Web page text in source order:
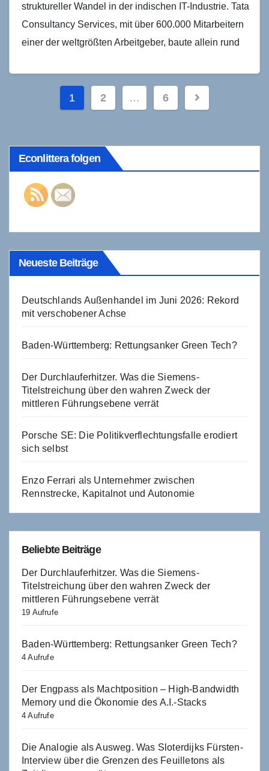
struktureller Wandel in der indischen IT-Industrie. Tata
Consultancy Services, mit über 600.000 Mitarbeitern
einer der weltgrößten Arbeitgeber, baute allein rund
Seitennummerierung
der
1 2 … 6
Econlittera folgen
Neueste Beiträge
Deutschlands Außenhandel im Juni 2026: Rekord
mit verschobener Achse
Baden-Württemberg: Rettungsanker Green Tech?
Der Durchlauferhitzer. Was die Siemens-
Titelstreichung über den wahren Zweck der
mittleren Führungsebene verrät
Porsche SE: Die Politikverflechtungsfalle erodiert
sich selbst
Enzo Ferrari als Unternehmer zwischen
Rennstrecke, Kapitalnot und Autonomie
Beliebte Beiträge
Der Durchlauferhitzer. Was die Siemens-
Titelstreichung über den wahren Zweck der
mittleren Führungsebene verrät
19 Aufrufe
Baden-Württemberg: Rettungsanker Green Tech?
4 Aufrufe
Der Engpass als Machtposition – High-Bandwidth
Memory und die Ökonomie des A.I.-Stacks
4 Aufrufe
Die Analogie als Ausweg. Was Sloterdijks Fürsten-
Interview über die Grenzen des Feuilletons als